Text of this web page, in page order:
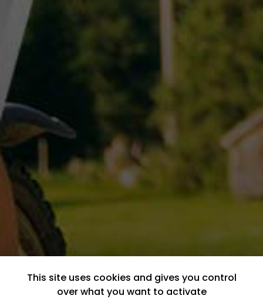
This site uses cookies and gives you control
over what you want to activate